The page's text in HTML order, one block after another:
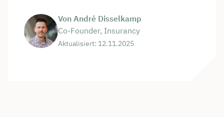
Von André Disselkamp
Co-Founder, Insurancy
Aktualisiert: 12.11.2025